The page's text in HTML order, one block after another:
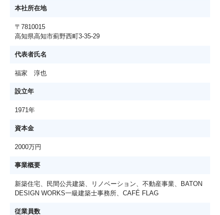
本社所在地
〒7810015
高知県高知市薊野西町3-35-29
代表者氏名
福家 淳也
設立年
1971年
資本金
2000万円
事業概要
新築住宅、民間公共建築、リノベーション、不動産事業、BATON
DESIGN WORKS一級建築士事務所、CAFÉ FLAG
従業員数